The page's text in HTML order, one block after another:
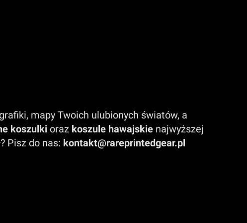
mapy Twoich ulubionych światów, a
koszulki oraz koszule hawajskie najwyższej
Pisz do nas: kontakt@rareprintedgear.pl